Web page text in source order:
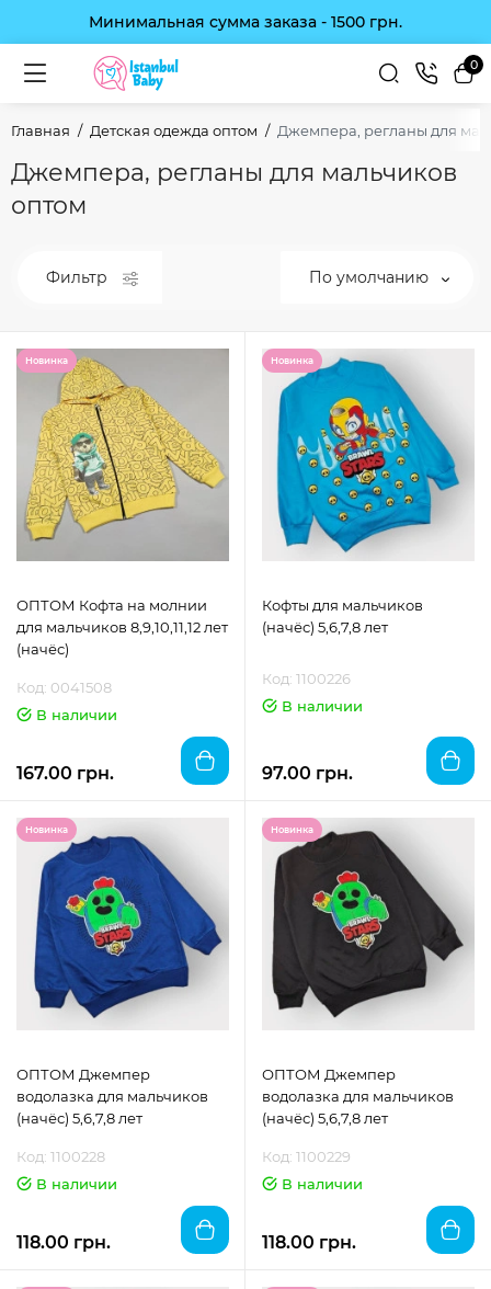
Минимальная сумма заказа - 1500 грн.
0
Главная Детская одежда оптом Джемпера, регланы для
Джемпера, регланы для мальчиков
оптом
Фильтр По умолчанию
Новинка
ОПТОМ Кофта на молнии
для мальчиков 8,9,10,11,12 лет
(начёс)
Код: 0041508
В наличии
167.00 грн.
Новинка
Кофты для мальчиков
(начёс) 5,6,7,8 лет
Код: 1100226
В наличии
97.00 грн.
Новинка
ОПТОМ Джемпер
водолазка для мальчиков
(начёс) 5,6,7,8 лет
Код: 1100228
В наличии
118.00 грн.
Новинка
ОПТОМ Джемпер
водолазка для мальчиков
(начёс) 5,6,7,8 лет
Код: 1100229
В наличии
118.00 грн.